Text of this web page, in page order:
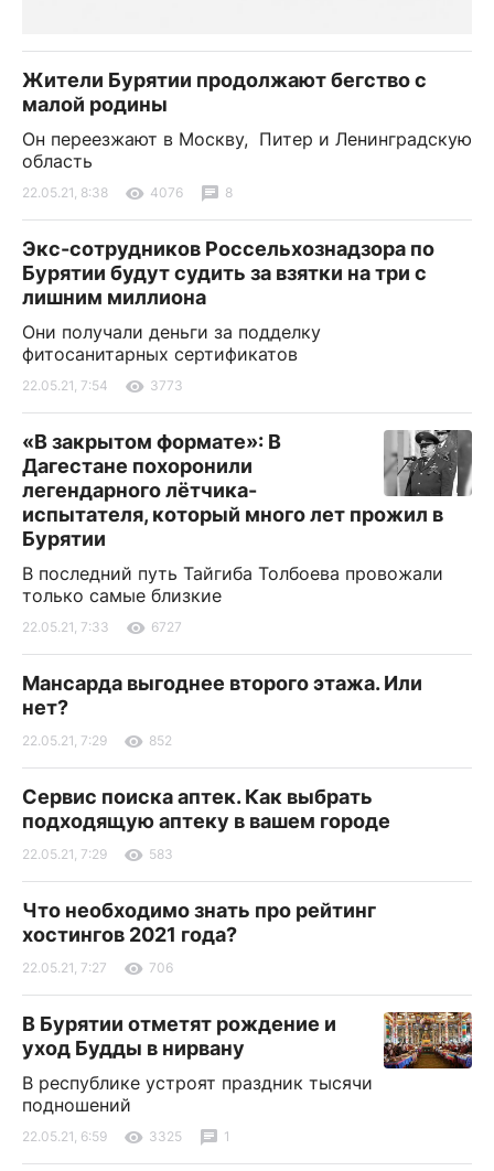
Жители Бурятии продолжают бегство с
малой родины
Он переезжают в Москву, Питер и Ленинградскую
область
22.05.21, 8:38 4076 8
Экс-сотрудников Россельхознадзора по
Бурятии будут судить за взятки на три с
лишним миллиона
Они получали деньги за подделку
фитосанитарных сертификатов
22.05.21, 7:54 3773
«В закрытом формате»: В
Дагестане похоронили
легендарного лётчика-
испытателя, который много лет прожил в
Бурятии
В последний путь Тайгиба Толбоева провожали
только самые близкие
22.05.21, 7:33 6727
Мансарда выгоднее второго этажа. Или
нет?
22.05.21, 7:29 852
Сервис поиска аптек. Как выбрать
подходящую аптеку в вашем городе
22.05.21, 7:29 583
Что необходимо знать про рейтинг
хостингов 2021 года?
22.05.21, 7:27 706
В Бурятии отметят рождение и
уход Будды в нирвану
В республике устроят праздник тысячи
подношений
22.05.21, 6:59 3325 1